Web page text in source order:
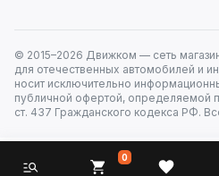
© 2015–2026 Движком — сеть
для отечественных автомобилей и
носит исключительно
публичной офертой, определяемой
ст. 437 Гражданского кодекса РФ.
0